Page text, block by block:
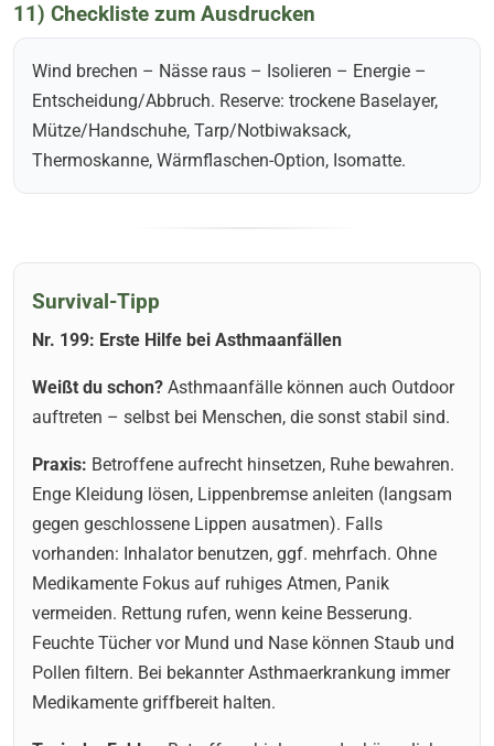
11) Checkliste zum Ausdrucken
Wind brechen – Nässe raus – Isolieren – Energie –
Entscheidung/Abbruch. Reserve: trockene Baselayer,
Mütze/Handschuhe, Tarp/Notbiwaksack,
Thermoskanne, Wärmflaschen-Option, Isomatte.
Survival-Tipp
Nr. 199: Erste Hilfe bei Asthmaanfällen
Weißt du schon? Asthmaanfälle können auch Outdoor
auftreten – selbst bei Menschen, die sonst stabil sind.
Praxis: Betroffene aufrecht hinsetzen, Ruhe bewahren.
Enge Kleidung lösen, Lippenbremse anleiten (langsam
gegen geschlossene Lippen ausatmen). Falls
vorhanden: Inhalator benutzen, ggf. mehrfach. Ohne
Medikamente Fokus auf ruhiges Atmen, Panik
vermeiden. Rettung rufen, wenn keine Besserung.
Feuchte Tücher vor Mund und Nase können Staub und
Pollen filtern. Bei bekannter Asthmaerkrankung immer
Medikamente griffbereit halten.